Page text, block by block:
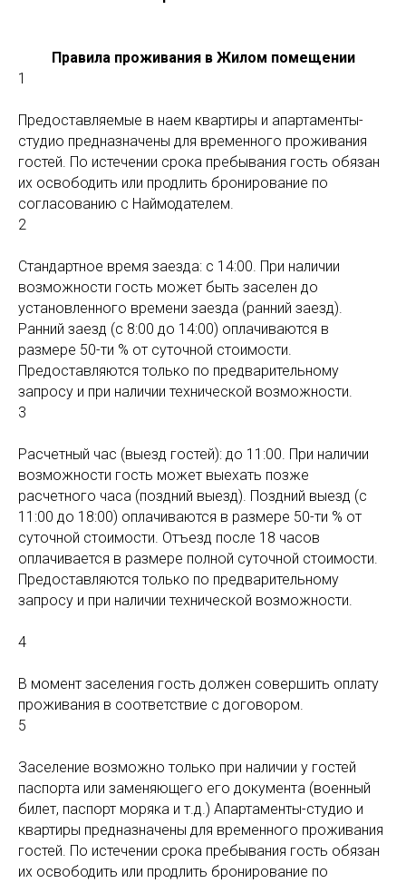
Правила проживания в Жилом помещении
1
Предоставляемые в наем квартиры и апартаменты-
студио предназначены для временного проживания
гостей. По истечении срока пребывания гость обязан
их освободить или продлить бронирование по
согласованию с Наймодателем.
2
Стандартное время заезда: с 14:00. При наличии
возможности гость может быть заселен до
установленного времени заезда (ранний заезд).
Ранний заезд (с 8:00 до 14:00) оплачиваются в
размере 50-ти % от суточной стоимости.
Предоставляются только по предварительному
запросу и при наличии технической возможности.
3
Расчетный час (выезд гостей): до 11:00. При наличии
возможности гость может выехать позже
расчетного часа (поздний выезд). Поздний выезд (с
11:00 до 18:00) оплачиваются в размере 50-ти % от
суточной стоимости. Отъезд после 18 часов
оплачивается в размере полной суточной стоимости.
Предоставляются только по предварительному
запросу и при наличии технической возможности.
4
В момент заселения гость должен совершить оплату
проживания в соответствие с договором.
5
Заселение возможно только при наличии у гостей
паспорта или заменяющего его документа (военный
билет, паспорт моряка и т.д.) Апартаменты-студио и
квартиры предназначены для временного проживания
гостей. По истечении срока пребывания гость обязан
их освободить или продлить бронирование по